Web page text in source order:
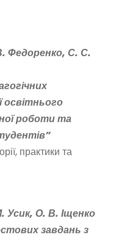
Федоренко, С. С.
освітнього
роботи та
практики та
Усик, О. В. Іщенко
завдань з